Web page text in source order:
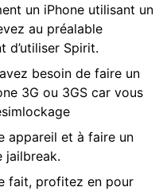
un iPhone utilisant un
au préalable
d’utiliser Spirit.
besoin de faire un
3G ou 3GS car vous
appareil et à faire un
jailbreak.
fait, profitez en pour